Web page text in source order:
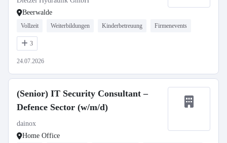
Beerwalde
Vollzeit Weiterbildungen Kinderbetreuung Firmenevents
3
24.07.2026
(Senior) IT Security Consultant –
Defence Sector (w/m/d)
dainox
Home Office